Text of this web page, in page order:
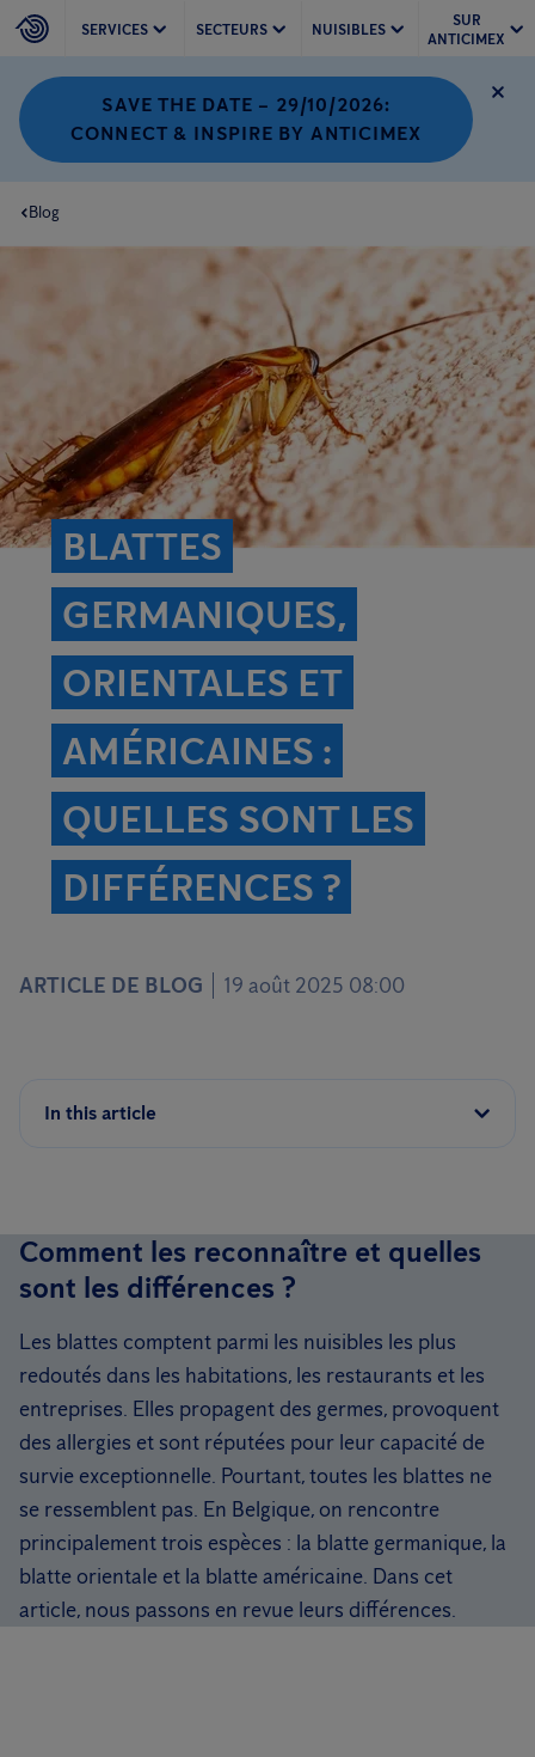
SERVICES SECTEURS NUISIBLES
SUR
ANTICIMEX
SAVE THE DATE – 29/10/2026:
CONNECT & INSPIRE BY ANTICIMEX
Blog
BLATTES
GERMANIQUES,
ORIENTALES ET
AMÉRICAINES :
QUELLES SONT LES
DIFFÉRENCES ?
ARTICLE DE BLOG 19 août 2025 08:00
In this article
Comment les reconnaître et quelles
sont les différences ?
Les blattes comptent parmi les nuisibles les plus
redoutés dans les habitations, les restaurants et les
entreprises. Elles propagent des germes, provoquent
des allergies et sont réputées pour leur capacité de
survie exceptionnelle. Pourtant, toutes les blattes ne
se ressemblent pas. En Belgique, on rencontre
principalement trois espèces : la blatte germanique, la
blatte orientale et la blatte américaine. Dans cet
article, nous passons en revue leurs différences.